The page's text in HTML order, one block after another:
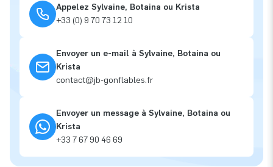
Appelez Sylvaine, Botaina ou Krista
+33 (0) 9 70 73 12 10
Envoyer un e-mail à Sylvaine, Botaina ou
Krista
contact@jb-gonflables.fr
Envoyer un message à Sylvaine, Botaina ou
Krista
+33 7 67 90 46 69